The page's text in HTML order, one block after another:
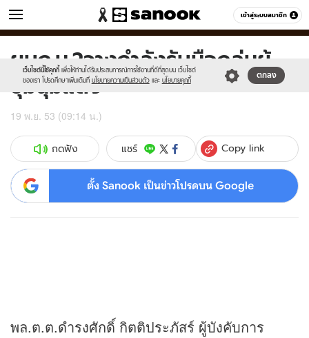
เข้าสู่ระบบสมาชิก
ข่าว หมวดอื่นๆ
เว็บไซต์นี้ใช้คุกกี้ เพื่อให้ท่านได้รับประสบการณ์การใช้งานที่ดีที่สุดบน เว็บไซต์
ของเรา โปรดศึกษาเพิ่มเติมที่ นโยบายความเป็นส่วนตัว และ นโยบายคุกกี้
ตกลง
Sanook
//s.isanook.com/sr/0/images/logo-
new-
sanook.png
600
60
ผบก.น.2วางกำลังรับมือกลุ่มผู้
ชุมนุมแดง
19 พ.ย. 53 (09:14 น.)
กดฟัง แชร์ Copy link
ตั้ง Sanook เป็นข่าวโปรดบน Google
พล.ต.ต.ดำรงศักดิ์ กิตติประภัสร์ ผู้บังคับการ